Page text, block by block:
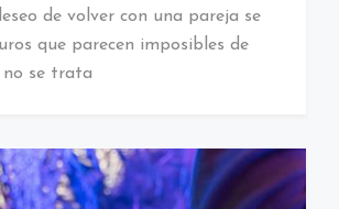
de volver con una pareja se
que parecen imposibles de
no se trata